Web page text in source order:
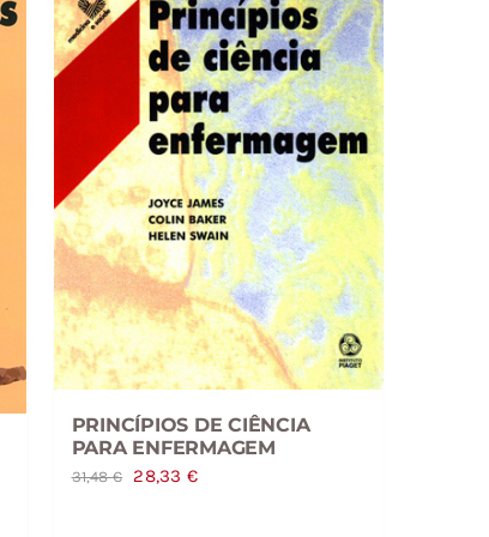
PRINCÍPIOS DE CIÊNCIA
PARA ENFERMAGEM
31,48€
O
28,33 €O